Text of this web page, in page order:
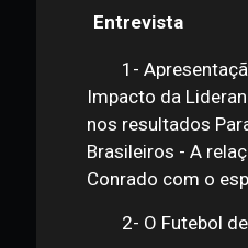
Programa curricular
Entrevista
1-
Impacto da
Brasileiros - A